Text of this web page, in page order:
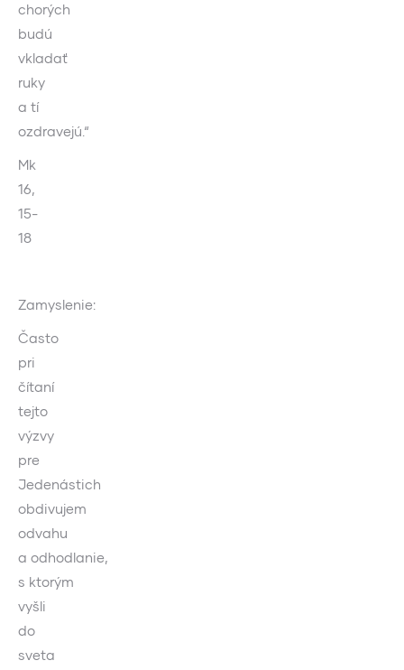
chorých
budú
vkladať
ruky
a tí
ozdravejú.“
Mk
16,
15-
18
Zamyslenie:
Často
pri
čítaní
tejto
výzvy
pre
Jedenástich
obdivujem
odvahu
a odhodlanie,
s ktorým
vyšli
do
sveta